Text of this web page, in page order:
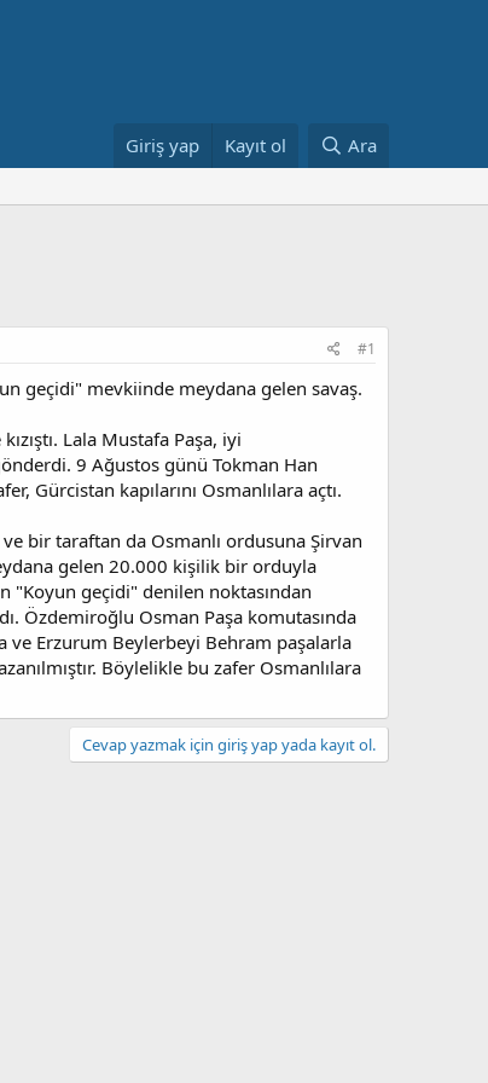
Giriş yap Kayıt ol Ara
#1
geçidi" mevkiinde meydana gelen savaş.
Lala Mustafa Paşa, iyi
9 Ağustos günü Tokman Han
Gürcistan kapılarını Osmanlılara açtı.
bir taraftan da Osmanlı ordusuna Şirvan
gelen 20.000 kişilik bir orduyla
"Koyun geçidi" denilen noktasından
Özdemiroğlu Osman Paşa komutasında
ve Erzurum Beylerbeyi Behram paşalarla
Böylelikle bu zafer Osmanlılara
Cevap yazmak için giriş yap yada kayıt ol.